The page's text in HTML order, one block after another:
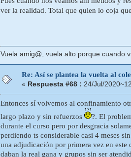
ver la realidad. Total que quien lo coja
Vuela amig@, vuela alto porque cuando
Re: Así se plantea la vuelta al
« Respuesta #68 : 24/Jul/
Entonces sí volvemos al confinamiento
largo plazo y sin refuerzos
?. El
durante el curso pero por desgracia
perdiendo ts considerable casi 4 meses
una adjudicación por primera vez en este
daban la real gana y grupos sin ser